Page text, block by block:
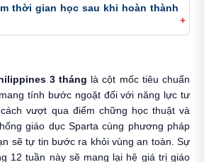
thời gian học sau khi hoàn thành
3 tháng là cột mốc tiêu chuẩn
tính bước ngoặt đối với năng lực tư
vượt qua điểm chững học thuật và
giáo dục Sparta cùng phương pháp
sẽ tự tin bước ra khỏi vùng an toàn. Sự
12 tuần này sẽ mang lại hệ giá trị giáo